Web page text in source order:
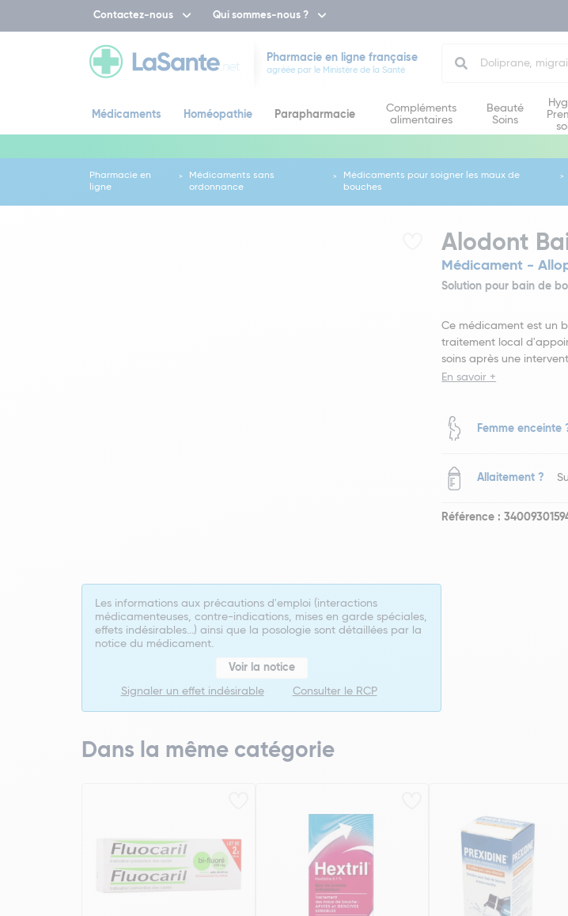
Contactez-nous Qui sommes-nous ?
Pharmacie en ligne française
agréée par le Ministère de la Santé
Médicaments Homéopathie Parapharmacie
Compléments
alimentaires
Beauté
Soins
Pharmacie en
ligne
Médicaments sans
ordonnance
Médicaments pour soigner les maux de
bouches
Alodont
Médicament -
Solution pour bain de
Ce médicament est un
traitement local
soins après une
En savoir +
Femme enceinte
Allaitement ?
Référence :
Les informations aux précautions d'emploi (interactions
médicamenteuses, contre-indications, mises en garde spéciales,
effets indésirables...) ainsi que la posologie sont détaillées par la
notice du médicament.
Voir la notice
Signaler un effet indésirable Consulter le RCP
Dans la même catégorie